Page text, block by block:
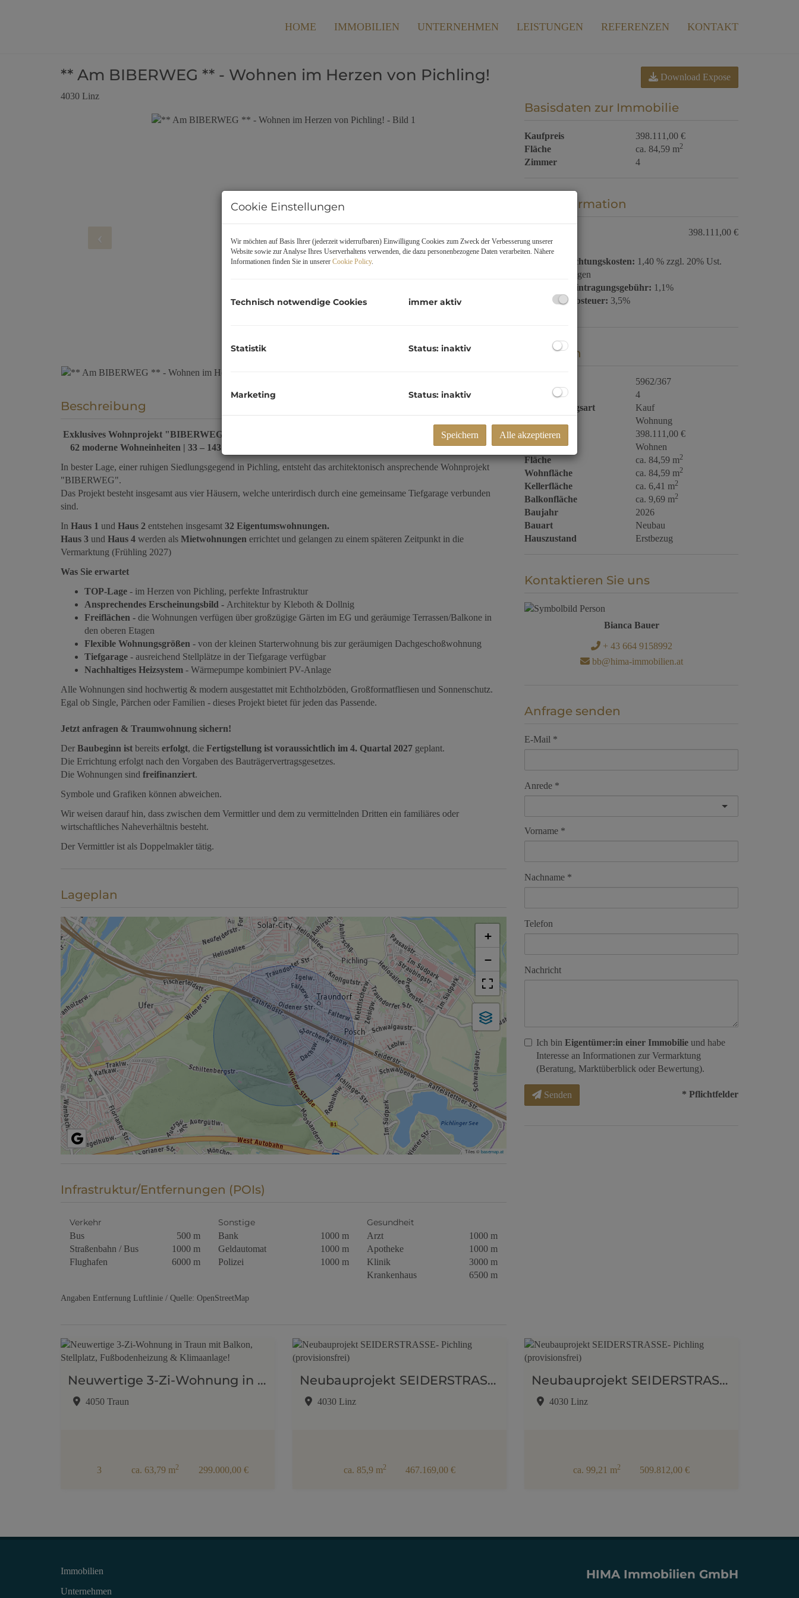
HOME IMMOBILIEN UNTERNEHMEN LEISTUNGEN REFERENZEN KONTAKT
** Am BIBERWEG ** - Wohnen im Herzen von Pichling!
4030 Linz
Beschreibung
Exklusives Wohnprojekt "BIBERWEG" in Top-Lage im Herzen von Pichling
62 moderne Wohneinheiten | 33 – 143 m² | Design & Living
In bester Lage, einer ruhigen Siedlungsgegend in Pichling, entsteht das architektonisch ansprechende Wohnprojekt
"BIBERWEG".
Das Projekt besteht insgesamt aus vier Häusern, welche unterirdisch durch eine gemeinsame Tiefgarage verbunden
sind.
In Haus 1 und Haus 2 entstehen insgesamt 32 Eigentumswohnungen.
Haus 3 und Haus 4 werden als Mietwohnungen errichtet und gelangen zu einem späteren Zeitpunkt in die
Vermarktung (Frühling 2027)
Was Sie erwartet
TOP-Lage - im Herzen von Pichling, perfekte Infrastruktur
Ansprechendes Erscheinungsbild - Architektur by Kleboth & Dollnig
Freiflächen - die Wohnungen verfügen über großzügige Gärten im EG und geräumige Terrassen/Balkone in
den oberen Etagen
Flexible Wohnungsgrößen - von der kleinen Starterwohnung bis zur geräumigen Dachgeschoßwohnung
Tiefgarage - ausreichend Stellplätze in der Tiefgarage verfügbar
Nachhaltiges Heizsystem - Wärmepumpe kombiniert PV-Anlage
Alle Wohnungen sind hochwertig & modern ausgestattet mit Echtholzböden, Großformatfliesen und Sonnenschutz.
Egal ob Single, Pärchen oder Familien - dieses Projekt bietet für jeden das Passende.
Jetzt anfragen & Traumwohnung sichern!
Der Baubeginn ist bereits erfolgt, die Fertigstellung ist voraussichtlich im 4. Quartal 2027 geplant.
Die Errichtung erfolgt nach den Vorgaben des Bauträgervertragsgesetzes.
Die Wohnungen sind freifinanziert.
Symbole und Grafiken können abweichen.
Wir weisen darauf hin, dass zwischen dem Vermittler und dem zu vermittelnden Dritten ein familiäres oder
wirtschaftliches Naheverhältnis besteht.
Der Vermittler ist als Doppelmakler tätig.
Lageplan
+
−
Tiles ©basemap.at
Infrastruktur/Entfernungen (POIs)
Verkehr
Bus
500 m
Straßenbahn / Bus
1000 m
Flughafen
6000 m
Sonstige
Bank
1000 m
Geldautomat
1000 m
Polizei
1000 m
Gesundheit
Arzt
1000 m
Apotheke
1000 m
Klinik
3000 m
Krankenhaus
6500 m
Angaben Entfernung Luftlinie / Quelle: OpenStreetMap
Download Expose
Basisdaten zur Immobilie
Kaufpreis
398.111,00 €
Fläche
ca. 84,59 m2
Zimmer 4
Preisinformation
398.111,00 €
Vertragserrichtungskosten: 1,40 % zzgl. 20% Ust.
zzgl. Barauslagen
Grundbucheintragungsgebühr: 1,1%
Grunderwerbsteuer: 3,5%
Eckdaten
5962/367
Zimmer
4
Vermarktungsart
Kauf
Wohnung
Kaufpreis
398.111,00 €
Nutzungsart
Wohnen
Fläche
ca. 84,59 m2
Wohnfläche ca. 84,59 m2
Kellerfläche ca. 6,41 m2
Balkonfläche ca. 9,69 m2
Baujahr
2026
Bauart
Neubau
Hauszustand
Erstbezug
Kontaktieren Sie uns
Bianca Bauer
+ 43 664 9158992
bb@hima-immobilien.at
Anfrage senden
E-Mail
Anrede
Vorname
Nachname
Telefon
Nachricht
Ich bin Eigentümer:in einer Immobilie und habe
Interesse an Informationen zur Vermarktung
(Beratung, Marktüberblick oder Bewertung).
Senden * Pflichtfelder
Neuwertige 3-Zi-Wohnung in Traun mit Balkon, Stellplatz, Fußbodenheizung & Klimaanlage!
4050 Traun
3 ca. 63,79 m2 299.000,00 €
Neubauprojekt SEIDERSTRASSE- Pichling (provisionsfrei)
4030 Linz
ca. 85,9 m2 467.169,00 €
Neubauprojekt SEIDERSTRASSE- Pichling (provisionsfrei)
4030 Linz
ca. 99,21 m2 509.812,00 €
Immobilien
Unternehmen
HIMA Immobilien GmbH
Cookie Einstellungen
Wir möchten auf Basis Ihrer (jederzeit widerrufbaren) Einwilligung Cookies zum Zweck der Verbesserung unserer
Website sowie zur Analyse Ihres Userverhaltens verwenden, die dazu personenbezogene Daten verarbeiten. Nähere
Informationen finden Sie in unserer Cookie Policy.
Technisch notwendige Cookies immer aktiv
Statistik Status: inaktiv
Marketing Status: inaktiv
Speichern Alle akzeptieren